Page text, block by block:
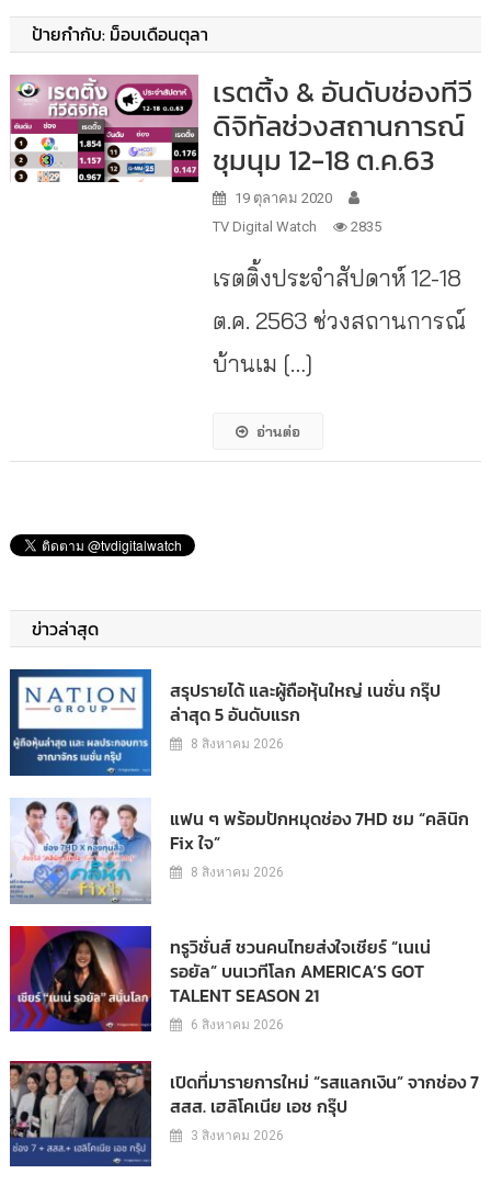
ป้ายกำกับ: ม็อบเดือนตุลา
เรตติ้ง & อันดับช่องทีวี
ดิจิทัลช่วงสถานการณ์
ชุมนุม 12-18 ต.ค.63
19 ตุลาคม 2020
TV Digital Watch
2835
เรตติ้งประจำสัปดาห์ 12-18
ต.ค. 2563 ช่วงสถานการณ์
บ้านเม […]
อ่านต่อ
ข่าวล่าสุด
สรุปรายได้ และผู้ถือหุ้นใหญ่ เนชั่น กรุ๊ป
ล่าสุด 5 อันดับแรก
8 สิงหาคม 2026
แฟน ๆ พร้อมปักหมุดช่อง 7HD ชม “คลินิก
Fix ใจ”
8 สิงหาคม 2026
ทรูวิชั่นส์ ชวนคนไทยส่งใจเชียร์ “เนเน่
รอยัล” บนเวทีโลก AMERICA’S GOT
TALENT SEASON 21
6 สิงหาคม 2026
เปิดที่มารายการใหม่ “รสแลกเงิน” จากช่อง 7
สสส. เฮลิโคเนีย เอช กรุ๊ป
3 สิงหาคม 2026